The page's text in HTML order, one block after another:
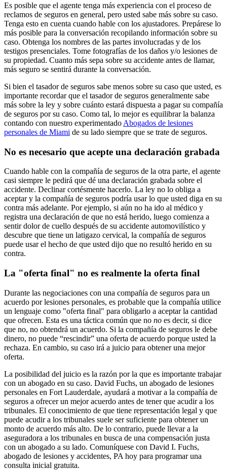
Es posible que el agente tenga más experiencia con el proceso de
reclamos de seguros en general, pero usted sabe más sobre su caso.
Tenga esto en cuenta cuando hable con los ajustadores. Prepárese lo
más posible para la conversación recopilando información sobre su
caso. Obtenga los nombres de las partes involucradas y de los
testigos presenciales. Tome fotografías de los daños y/o lesiones de
su propiedad. Cuanto más sepa sobre su accidente antes de llamar,
más seguro se sentirá durante la conversación.
Si bien el tasador de seguros sabe menos sobre su caso que usted, es
importante recordar que el tasador de seguros generalmente sabe
más sobre la ley y sobre cuánto estará dispuesta a pagar su compañía
de seguros por su caso. Como tal, lo mejor es equilibrar la balanza
contando con nuestro experimentado Abogados de lesiones
personales de Miami de su lado siempre que se trate de seguros.
No es necesario que acepte una declaración grabada
Cuando hable con la compañía de seguros de la otra parte, el agente
casi siempre le pedirá que dé una declaración grabada sobre el
accidente. Declinar cortésmente hacerlo. La ley no lo obliga a
aceptar y la compañía de seguros podría usar lo que usted diga en su
contra más adelante. Por ejemplo, si aún no ha ido al médico y
registra una declaración de que no está herido, luego comienza a
sentir dolor de cuello después de su accidente automovilístico y
descubre que tiene un latigazo cervical, la compañía de seguros
puede usar el hecho de que usted dijo que no resultó herido en su
contra.
La "oferta final" no es realmente la oferta final
Durante las negociaciones con una compañía de seguros para un
acuerdo por lesiones personales, es probable que la compañía utilice
un lenguaje como "oferta final" para obligarlo a aceptar la cantidad
que ofrecen. Esta es una táctica común que no no es decir, si dice
que no, no obtendrá un acuerdo. Si la compañía de seguros le debe
dinero, no puede “rescindir” una oferta de acuerdo porque usted la
rechaza. En cambio, su caso irá a juicio para obtener una mejor
oferta.
La posibilidad del juicio es la razón por la que es importante trabajar
con un abogado en su caso. David Fuchs, un abogado de lesiones
personales en Fort Lauderdale, ayudará a motivar a la compañía de
seguros a ofrecer un mejor acuerdo antes de tener que acudir a los
tribunales. El conocimiento de que tiene representación legal y que
puede acudir a los tribunales suele ser suficiente para obtener un
monto de acuerdo más alto. De lo contrario, puede llevar a la
aseguradora a los tribunales en busca de una compensación justa
con un abogado a su lado. Comuníquese con David I. Fuchs,
abogado de lesiones y accidentes, PA hoy para programar una
consulta inicial gratuita.